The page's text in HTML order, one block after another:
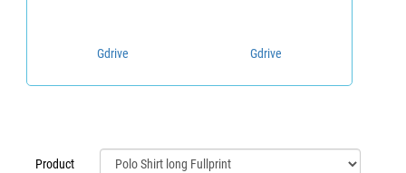
Gdrive Gdrive
Product